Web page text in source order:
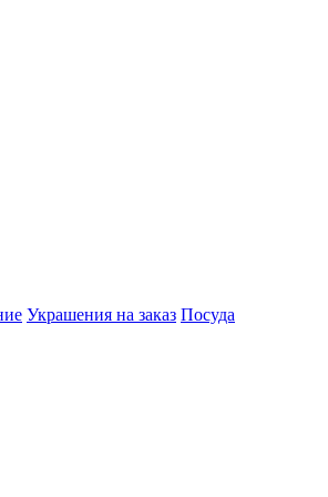
Украшения на заказ Посуда